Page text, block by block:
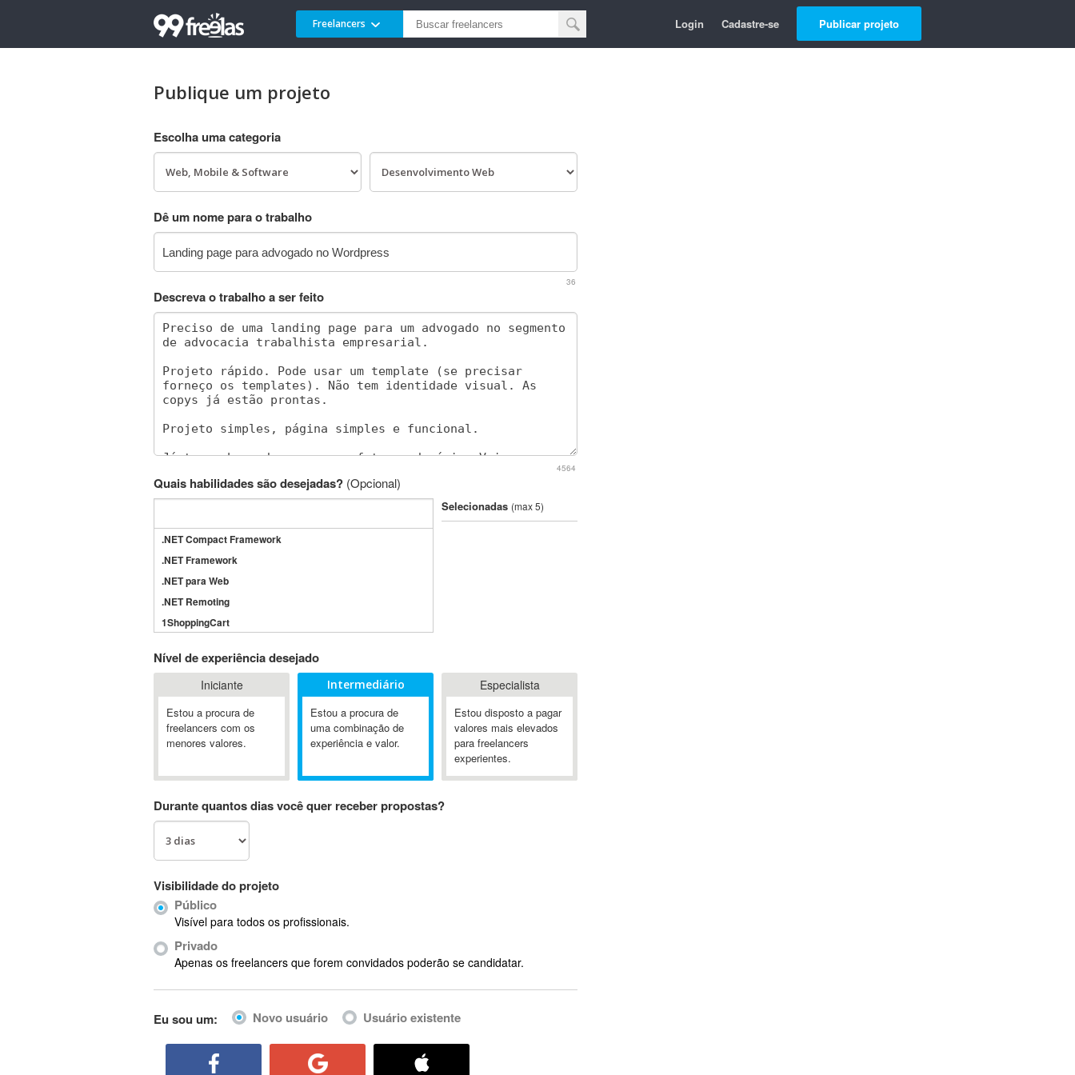
Freelancers Login Cadastre-se Publicar projeto
Publique um projeto
Escolha uma categoria
Dê um nome para o trabalho
36
Descreva o trabalho a ser feito
4564
Quais habilidades são desejadas? (Opcional)
.NET Compact Framework
.NET Framework
.NET para Web
.NET Remoting
1ShoppingCart
3GSM
4D Dimension
802.11
A&P
A-GPS
Ab Initio
ABIS
AbleCommerce
Ableton Live
Abstract Window Toolkit (AWT)
Selecionadas (max 5)
Nível de experiência desejado
Iniciante
Estou a procura de
freelancers com os
menores valores.
Intermediário
Estou a procura de
uma combinação de
experiência e valor.
Especialista
Estou disposto a pagar
valores mais elevados
para freelancers
experientes.
Durante quantos dias você quer receber propostas?
Visibilidade do projeto
Público
Visível para todos os profissionais.
Privado
Apenas os freelancers que forem convidados poderão se candidatar.
Eu sou um: Novo usuário Usuário existente